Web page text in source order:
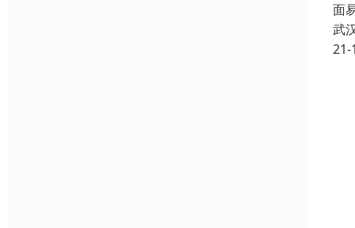
面
武
21-